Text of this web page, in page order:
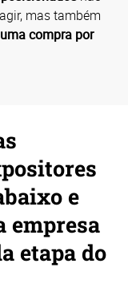
mas também
compra por
e
empresa
etapa do